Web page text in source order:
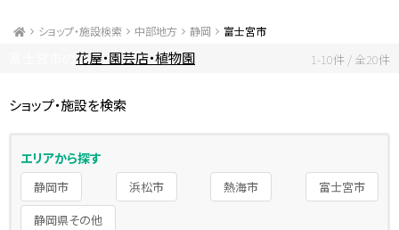
ショップ・施設検索 中部地方 静岡
富士宮市
花屋・園芸店・植物園 1-10件 / 全20件
ショップ・施設を検索
エリアから探す
静岡市 浜松市 熱海市
富士宮市
静岡県その他